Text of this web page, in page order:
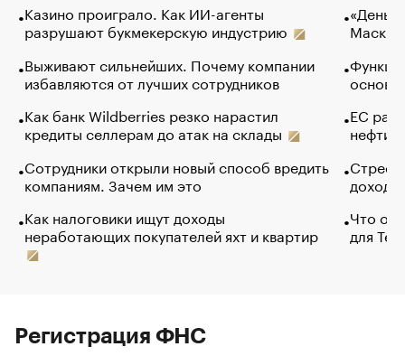
Казино проиграло. Как ИИ-агенты
разрушают букмекерскую индустрию
Выживают сильнейших. Почему компании
избавляются от лучших сотрудников
Как банк Wildberries резко нарастил
кредиты селлерам до атак на склады
Сотрудники открыли новый способ вредить
компаниям. Зачем им это
Как налоговики ищут доходы
неработающих покупателей яхт и квартир
Маск в
основ
ЕС
нефти
Что
для
Регистрация ФНС